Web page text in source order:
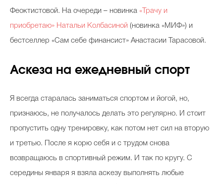
Феоктистовой. На очереди – новинка «Трачу и
приобретаю» Натальи Колбасиной (новинка «МИФ») и
бестселлер «Сам себе финансист» Анастасии Тарасовой.
Аскеза на ежедневный спорт
Я всегда старалась заниматься спортом и йогой, но,
признаюсь, не получалось делать это регулярно. И стоит
пропустить одну тренировку, как потом нет сил на вторую
и третью. После я корю себя и с трудом снова
возвращаюсь в спортивный режим. И так по кругу. С
середины января я взяла аскезу выполнять любые